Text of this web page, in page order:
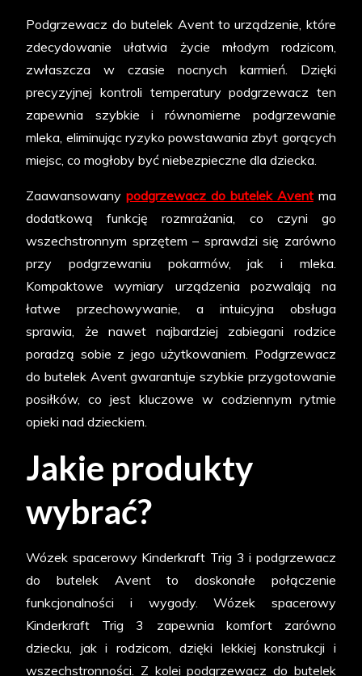
Podgrzewacz do butelek Avent to urządzenie, które
zdecydowanie ułatwia życie młodym rodzicom,
zwłaszcza w czasie nocnych karmień. Dzięki
precyzyjnej kontroli temperatury podgrzewacz ten
zapewnia szybkie i równomierne podgrzewanie
mleka, eliminując ryzyko powstawania zbyt gorących
miejsc, co mogłoby być niebezpieczne dla dziecka.
Zaawansowanypodgrzewacz do butelek Avent ma
dodatkową funkcję rozmrażania, co czyni go
wszechstronnym sprzętem – sprawdzi się zarówno
przy podgrzewaniu pokarmów, jak i mleka.
Kompaktowe wymiary urządzenia pozwalają na
łatwe przechowywanie, a intuicyjna obsługa
sprawia, że nawet najbardziej zabiegani rodzice
poradzą sobie z jego użytkowaniem. Podgrzewacz
do butelek Avent gwarantuje szybkie przygotowanie
posiłków, co jest kluczowe w codziennym rytmie
opieki nad dzieckiem.
Jakie produkty
wybrać?
Wózek spacerowy Kinderkraft Trig 3 i podgrzewacz
do butelek Avent to doskonałe połączenie
funkcjonalności i wygody. Wózek spacerowy
Kinderkraft Trig 3 zapewnia komfort zarówno
dziecku, jak i rodzicom, dzięki lekkiej konstrukcji i
wszechstronności. Z kolei podgrzewacz do butelek